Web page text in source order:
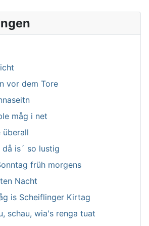
vor dem Tore
måg i net
überall
is´ so lustig
früh morgens
Nacht
is Scheiflinger Kirtag
schau, wia's renga tuat